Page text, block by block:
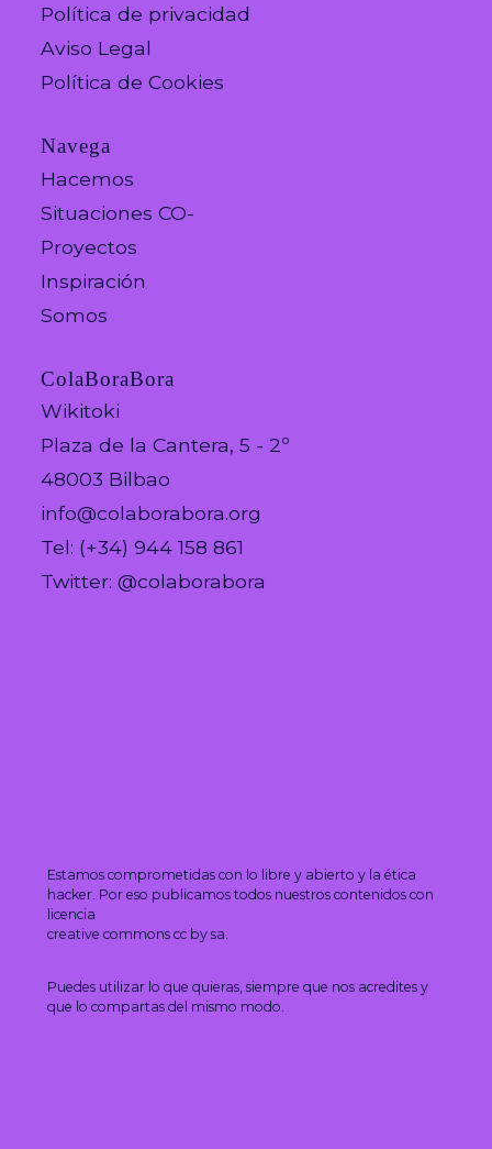
Política de privacidad
Aviso Legal
Política de Cookies
Navega
Hacemos
Situaciones CO-
Proyectos
Inspiración
Somos
ColaBoraBora
Wikitoki
Plaza de la Cantera, 5 - 2º
48003 Bilbao
info@colaborabora.org
Tel: (+34) 944 158 861
Twitter: @colaborabora
Estamos comprometidas con lo libre y abierto y la ética
hacker. Por eso publicamos todos nuestros contenidos con
licencia
creative commons cc by sa.
Puedes utilizar lo que quieras, siempre que nos acredites y
que lo compartas del mismo modo.